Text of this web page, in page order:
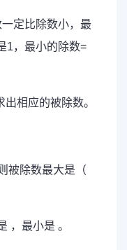
定比除数小，最
1，最小的除数=
相应的被除数。
被除数最大是（
最小是 。